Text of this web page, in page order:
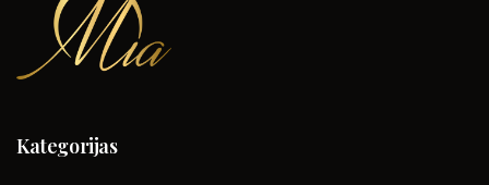
Kategorijas